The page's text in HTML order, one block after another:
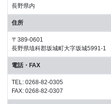
長野県内
住所
〒389-0601
長野県埴科郡坂城町大字坂城5991-1
電話・FAX
TEL: 0268-82-0305
FAX: 0268-82-0307